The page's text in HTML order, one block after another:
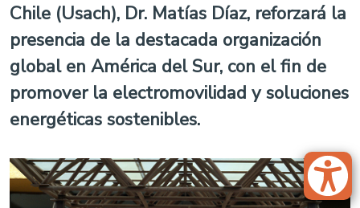
Chile (Usach), Dr. Matías Díaz, reforzará la
presencia de la destacada organización
global en América del Sur, con el fin de
promover la electromovilidad y soluciones
energéticas sostenibles.